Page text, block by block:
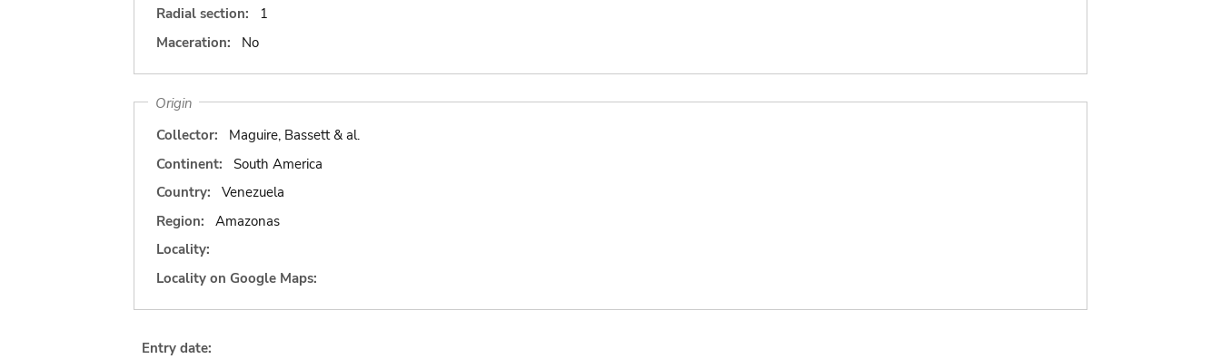
Radial section:
1
Maceration:
No
Origin
Collector:
Maguire, Bassett & al.
Continent:
South America
Country:
Venezuela
Region:
Amazonas
Locality:
Locality on Google Maps:
Entry date: